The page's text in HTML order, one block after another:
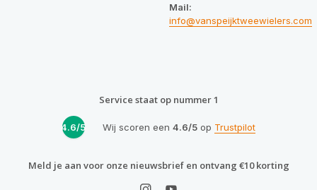
Mail:
info@vanspeijktweewielers.com
Service staat op nummer 1
4.6/5 Wij scoren een 4.6/5op Trustpilot
Meld je aan voor onze nieuwsbrief en ontvang €10 korting